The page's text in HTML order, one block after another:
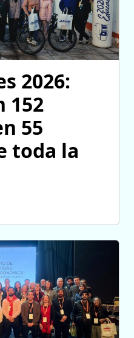
2026:
152
55
toda la